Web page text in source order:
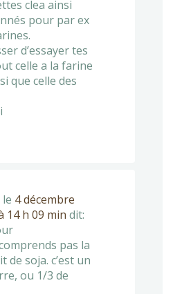
clea ainsi
pour par ex
d’essayer tes
celle a la farine
que celle des
le 4 décembre
14 h 09 min dit:
pas la
soja. c’est un
ou 1/3 de